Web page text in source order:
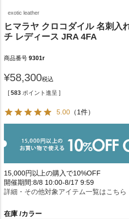
exotic leather
ヒマラヤ クロコダイル 名刺入
チ レディース JRA 4FA
商品番号 9301r
¥58,300税込
[ 583 ポイント進呈 ]
5.00 （1件）
15,000円以上の購入で10%OFF
開催期間:8/8 10:00-8/17 9:59
詳細・その他対象アイテム一覧はこちら
在庫 カラー